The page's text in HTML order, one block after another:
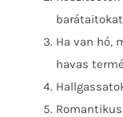
Ha van hó,
havas